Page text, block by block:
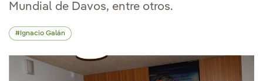
Mundial de Davos, entre otros.
Ignacio Galán